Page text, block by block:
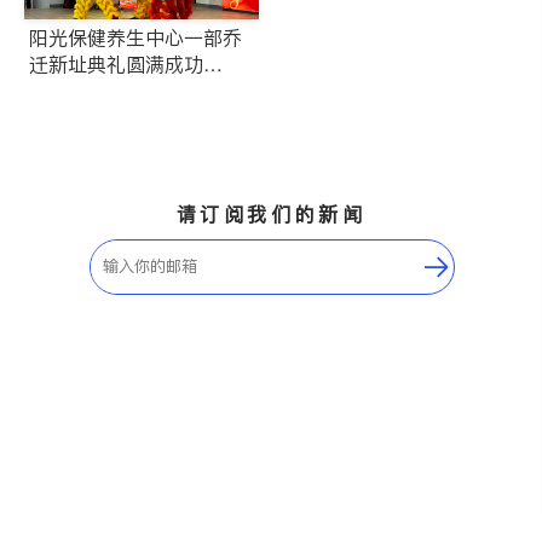
阳光保健养生中心一部乔
迁新址典礼圆满成功
请订阅我们的新闻